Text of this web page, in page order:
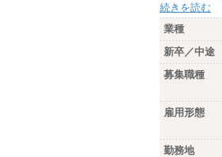
続きを読む
業種
新卒／中途
募集職種
雇用形態
勤務地